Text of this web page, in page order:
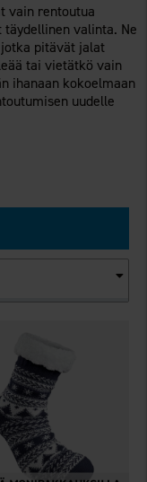
vain rentoutua
valinta. Ne
pitävät jalat
tai vietätkö vain
ihanaan kokoelmaan
uudelle